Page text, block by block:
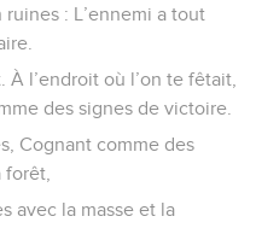
: L’ennemi a tout
l’endroit où l’on te fêtait,
des signes de victoire.
Cognant comme des
avec la masse et la